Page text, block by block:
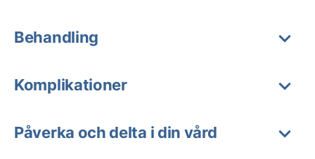
Behandling
Komplikationer
Påverka och delta i din vård